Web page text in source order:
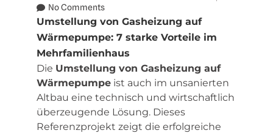
No Comments
Umstellung von Gasheizung auf
Wärmepumpe: 7 starke Vorteile im
Mehrfamilienhaus
Die Umstellung von Gasheizung auf
Wärmepumpe ist auch im unsanierten
Altbau eine technisch und wirtschaftlich
überzeugende Lösung. Dieses
Referenzprojekt zeigt die erfolgreiche